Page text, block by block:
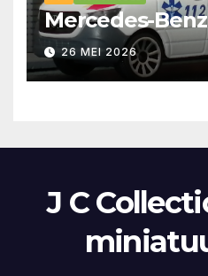
Mercedes-
26 MEI 2026
J C